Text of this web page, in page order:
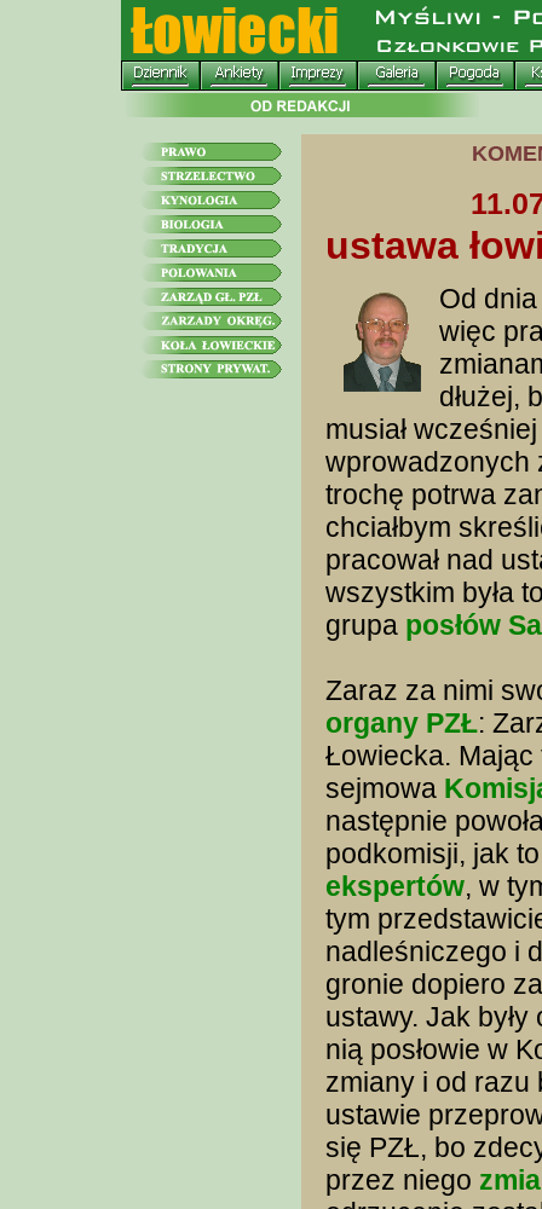
ustawa
Od
więc
dłużej,
musiał
wprowadzonych
trochę potrwa
chciałbym
pracował nad
wszystkim była
grupa posłów
Zaraz za nimi
organy PZŁ:
Łowiecka. Mając
sejmowa
następnie
podkomisji, jak
ekspertów, w
tym
nadleśniczego i
gronie dopiero
ustawy. Jak
nią posłowie w
zmiany i od razu
ustawie
się PZŁ, bo
przez niego